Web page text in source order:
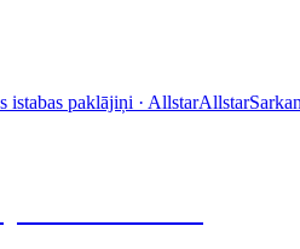
istabas paklājiņi · AllstarAllstar